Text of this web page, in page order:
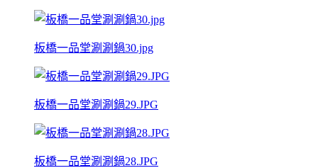
板橋一品堂涮涮鍋30.jpg
板橋一品堂涮涮鍋29.JPG
板橋一品堂涮涮鍋28.JPG